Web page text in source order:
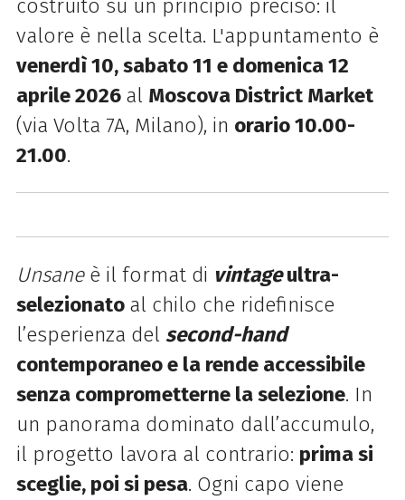
costruito su un principio preciso: il
valore è nella scelta. L'appuntamento è
venerdì 10, sabato 11 e domenica 12
aprile 2026 al Moscova District Market
(via Volta 7A, Milano), in orario 10.00-
21.00.
Unsane è il format di vintageultra-
selezionato al chilo che ridefinisce
l’esperienza del second-hand
contemporaneo e la rende accessibile
senza comprometterne la selezione. In
un panorama dominato dall’accumulo,
il progetto lavora al contrario: prima si
sceglie, poi si pesa. Ogni capo viene